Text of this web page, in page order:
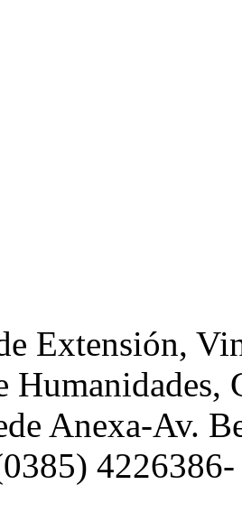
Extensión,
Humanidades,
Anexa-Av.